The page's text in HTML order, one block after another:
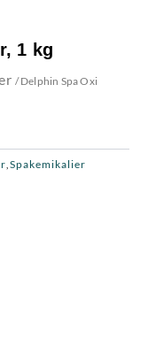
1 kg
/ Delphin Spa Oxi
,Spakemikalier